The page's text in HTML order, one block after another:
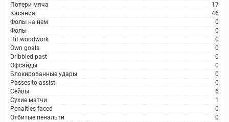
Потери мяча
17
Касания
46
Фолы на нем
0
Фолы
0
Hit woodwork
0
Own goals
0
Dribbled past
0
Офсайды
0
Блокированные удары
0
Passes to assist
0
Сейвы
6
Сухие матчи
1
Penalties faced
0
Отбитые пенальти
0